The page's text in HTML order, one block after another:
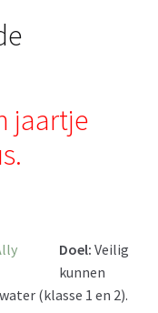
jaartje
Doel: Veilig
kunnen
(klasse 1 en 2).